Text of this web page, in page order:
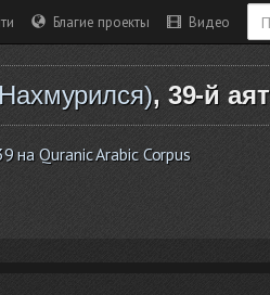
Благие проекты Видео
, 39-й
на Quranic Arabic Corpus